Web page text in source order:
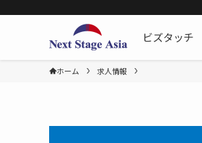
ビ
ホーム 求人情報